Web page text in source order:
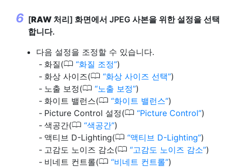
[RAW 처리] 화면에서 JPEG 사본을 위한 설정을 선택
합니다.
다음 설정을 조정할 수 있습니다.
화질(0 화질 조정 )
화상 사이즈(0 화상 사이즈 선택 )
노출 보정(0 노출 보정 )
화이트 밸런스(0 화이트 밸런스 )
Picture Control 설정(0 Picture Control )
색공간(0 색공간 )
액티브 D-Lighting(0 액티브 D-Lighting )
고감도 노이즈 감소(0 고감도 노이즈 감소 )
비네트 컨트롤(0 비네트 컨트롤 )